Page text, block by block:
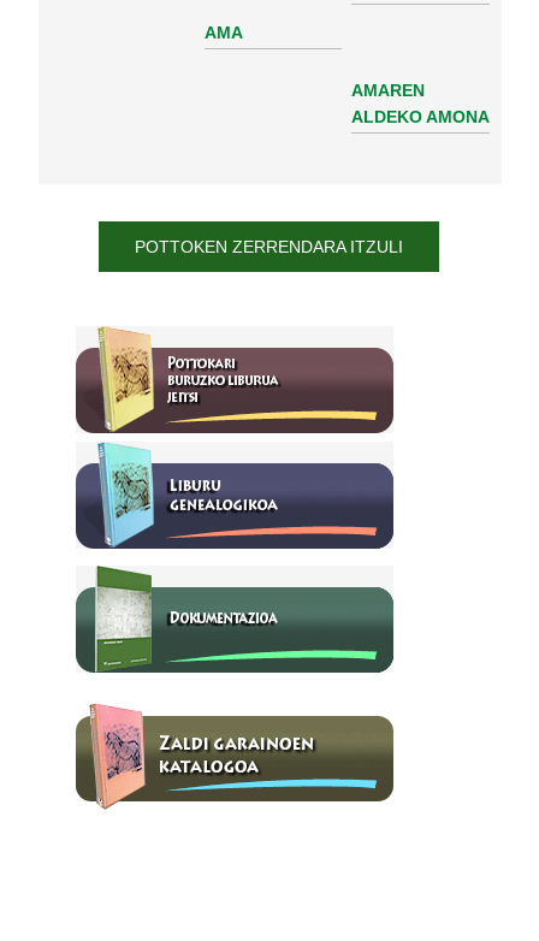
AMA
AMAREN
ALDEKO AMONA
POTTOKEN ZERRENDARA ITZULI